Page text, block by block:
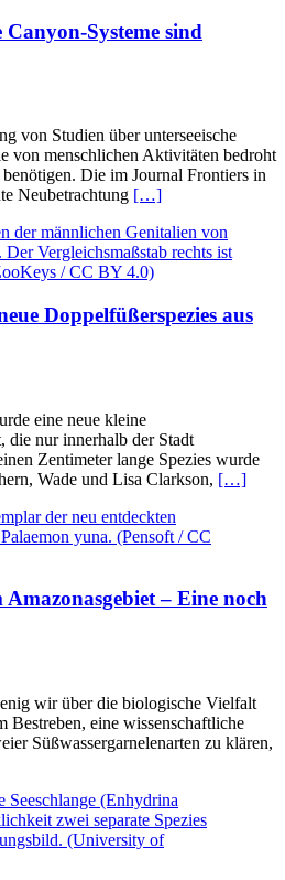
Canyon-Systeme sind
von Studien über unterseeische
von menschlichen Aktivitäten bedroht
Die im Journal Frontiers in
Neubetrachtung […]
Doppelfüßerspezies aus
eine neue kleine
die nur innerhalb der Stadt
Zentimeter lange Spezies wurde
Wade und Lisa Clarkson, […]
Amazonasgebiet – Eine noch
wir über die biologische Vielfalt
Bestreben, eine wissenschaftliche
Süßwassergarnelenarten zu klären,